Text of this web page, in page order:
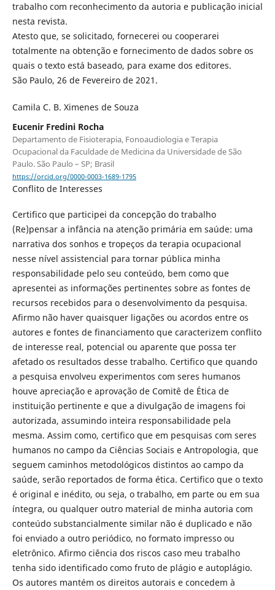
trabalho com reconhecimento da autoria e publicação inicial
nesta revista.
Atesto que, se solicitado, fornecerei ou cooperarei
totalmente na obtenção e fornecimento de dados sobre os
quais o texto está baseado, para exame dos editores.
São Paulo, 26 de Fevereiro de 2021.
Camila C. B. Ximenes de Souza
Eucenir Fredini Rocha
Departamento de Fisioterapia, Fonoaudiologia e Terapia
Ocupacional da Faculdade de Medicina da Universidade de São
Paulo. São Paulo – SP; Brasil
https://orcid.org/0000-0003-1689-1795
Conflito de Interesses
Certifico que participei da concepção do trabalho
(Re)pensar a infância na atenção primária em saúde: uma
narrativa dos sonhos e tropeços da terapia ocupacional
nesse nível assistencial para tornar pública minha
responsabilidade pelo seu conteúdo, bem como que
apresentei as informações pertinentes sobre as fontes de
recursos recebidos para o desenvolvimento da pesquisa.
Afirmo não haver quaisquer ligações ou acordos entre os
autores e fontes de financiamento que caracterizem conflito
de interesse real, potencial ou aparente que possa ter
afetado os resultados desse trabalho. Certifico que quando
a pesquisa envolveu experimentos com seres humanos
houve apreciação e aprovação de Comitê de Ética de
instituição pertinente e que a divulgação de imagens foi
autorizada, assumindo inteira responsabilidade pela
mesma. Assim como, certifico que em pesquisas com seres
humanos no campo da Ciências Sociais e Antropologia, que
seguem caminhos metodológicos distintos ao campo da
saúde, serão reportados de forma ética. Certifico que o texto
é original e inédito, ou seja, o trabalho, em parte ou em sua
íntegra, ou qualquer outro material de minha autoria com
conteúdo substancialmente similar não é duplicado e não
foi enviado a outro periódico, no formato impresso ou
eletrônico. Afirmo ciência dos riscos caso meu trabalho
tenha sido identificado como fruto de plágio e autoplágio.
Os autores mantém os direitos autorais e concedem à